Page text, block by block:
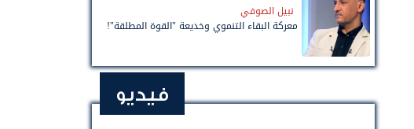
نبيل الصوفي
معركة البقاء التنموي وخديعة "القوة المطلقة"!
فيديو